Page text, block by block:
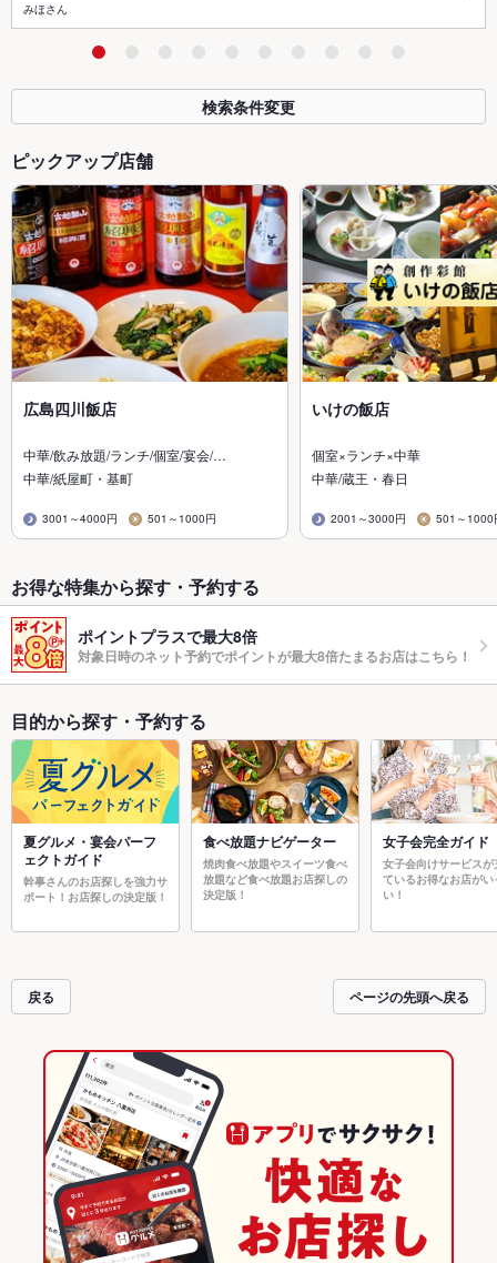
みほさん
検索条件変更
ピックアップ店舗
広島四川飯店
中華/飲み放題/ランチ/個室/宴会/…
中華/紙屋町・基町
3001～4000円 501～1000円
いけの飯店
個室×ランチ×中華
中華/蔵王・春日
2001～3000円 501～1000
お得な特集から探す・予約する
ポイントプラスで最大8倍
対象日時のネット予約でポイントが最大8倍たまるお店はこちら！
目的から探す・予約する
夏グルメ・宴会パーフ
ェクトガイド
幹事さんのお店探しを強力サ
ポート！お店探しの決定版！
食べ放題ナビゲーター
焼肉食べ放題やスイーツ食べ
放題など食べ放題お店探しの
決定版！
女子会完全ガイド
女子会向けサービスが
ているお得なお店がい
い！
戻る ページの先頭へ戻る